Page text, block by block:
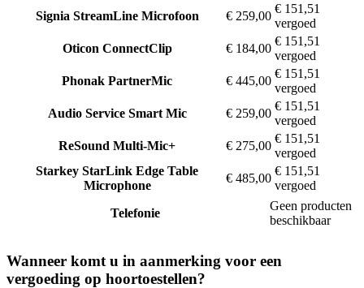
Signia StreamLine Microfoon € 259,00
€ 151,51
vergoed
Oticon ConnectClip € 184,00
€ 151,51
vergoed
Phonak PartnerMic € 445,00
€ 151,51
vergoed
Audio Service Smart Mic € 259,00
€ 151,51
vergoed
ReSound Multi-Mic+ € 275,00
€ 151,51
vergoed
Starkey StarLink Edge Table
Microphone
€ 485,00
€ 151,51
vergoed
Telefonie
Geen producten
beschikbaar
Wanneer komt u in aanmerking voor een
vergoeding op hoortoestellen?